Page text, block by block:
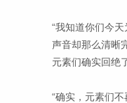
“我知道你们今
声音却那么清晰
元素们确实回绝
“确实，元素们